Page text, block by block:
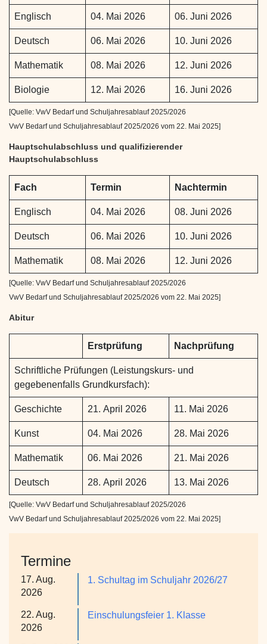
Englisch 04. Mai 2026 06. Juni 2026
Deutsch 06. Mai 2026 10. Juni 2026
Mathematik 08. Mai 2026 12. Juni 2026
Biologie 12. Mai 2026 16. Juni 2026
[Quelle: VwV Bedarf und Schuljahresablauf 2025/2026
VwV Bedarf und Schuljahresablauf 2025/2026 vom 22. Mai 2025]
Hauptschulabschluss und qualifizierender
Hauptschulabschluss
Fach Termin Nachtermin
Englisch 04. Mai 2026 08. Juni 2026
Deutsch 06. Mai 2026 10. Juni 2026
Mathematik 08. Mai 2026 12. Juni 2026
[Quelle: VwV Bedarf und Schuljahresablauf 2025/2026
VwV Bedarf und Schuljahresablauf 2025/2026 vom 22. Mai 2025]
Abitur
Erstprüfung Nachprüfung
Schriftliche Prüfungen (Leistungskurs- und
gegebenenfalls Grundkursfach):
Geschichte 21. April 2026 11. Mai 2026
Kunst 04. Mai 2026 28. Mai 2026
Mathematik 06. Mai 2026 21. Mai 2026
Deutsch 28. April 2026 13. Mai 2026
[Quelle: VwV Bedarf und Schuljahresablauf 2025/2026
VwV Bedarf und Schuljahresablauf 2025/2026 vom 22. Mai 2025]
Termine
17. Aug.
2026
1. Schultag im Schuljahr 2026/27
22. Aug.
2026
Einschulungsfeier 1. Klasse